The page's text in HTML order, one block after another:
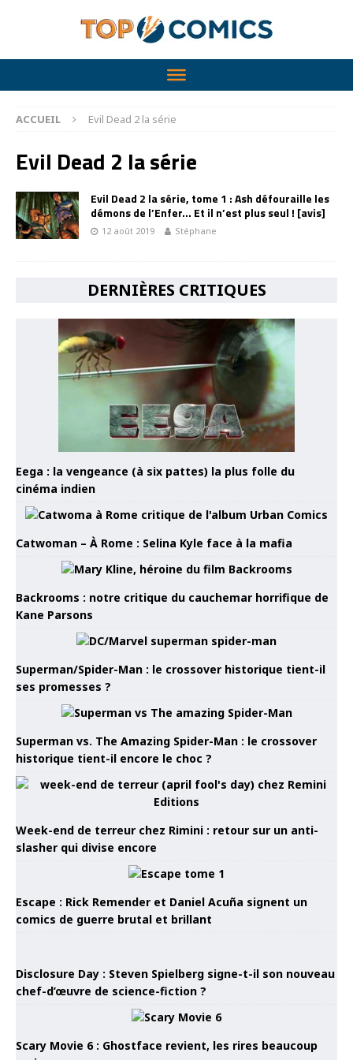
ACCUEIL Evil Dead 2 la série
Evil Dead 2 la série
Evil Dead 2 la série, tome 1 : Ash défouraille les
démons de l’Enfer… Et il n’est plus seul ! [avis]
12 août 2019 Stéphane
DERNIÈRES CRITIQUES
Eega : la vengeance (à six pattes) la plus folle du
cinéma indien
Catwoman – À Rome : Selina Kyle face à la mafia
Backrooms : notre critique du cauchemar horrifique de
Kane Parsons
Superman/Spider-Man : le crossover historique tient-il
ses promesses ?
Superman vs. The Amazing Spider-Man : le crossover
historique tient-il encore le choc ?
Week-end de terreur chez Rimini : retour sur un anti-
slasher qui divise encore
Escape : Rick Remender et Daniel Acuña signent un
comics de guerre brutal et brillant
Disclosure Day : Steven Spielberg signe-t-il son nouveau
chef-d’œuvre de science-fiction ?
Scary Movie 6 : Ghostface revient, les rires beaucoup